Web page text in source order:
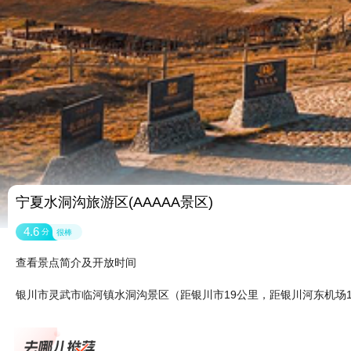
宁夏水洞沟旅游区(AAAAA景区)
4.6 分 很棒
查看景点简介及开放时间
银川市灵武市临河镇水洞沟景区（距银川市19公里，距银川河东机场